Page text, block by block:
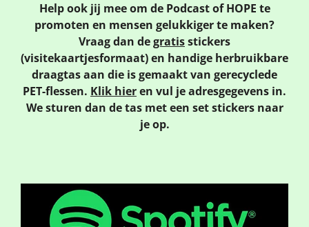
Help ook jij mee om de Podcast of HOPE te
promoten en mensen gelukkiger te maken?
Vraag dan degratisstickers
(visitekaartjesformaat)en handige herbruikbare
draagtas aan die is gemaakt van gerecyclede
PET-flessen. Klik hieren vul je adresgegevens in.
We sturen dan de tas met een set stickers naar
je op.